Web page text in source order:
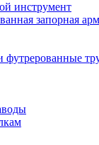
инструмент
запорная
футрерованные